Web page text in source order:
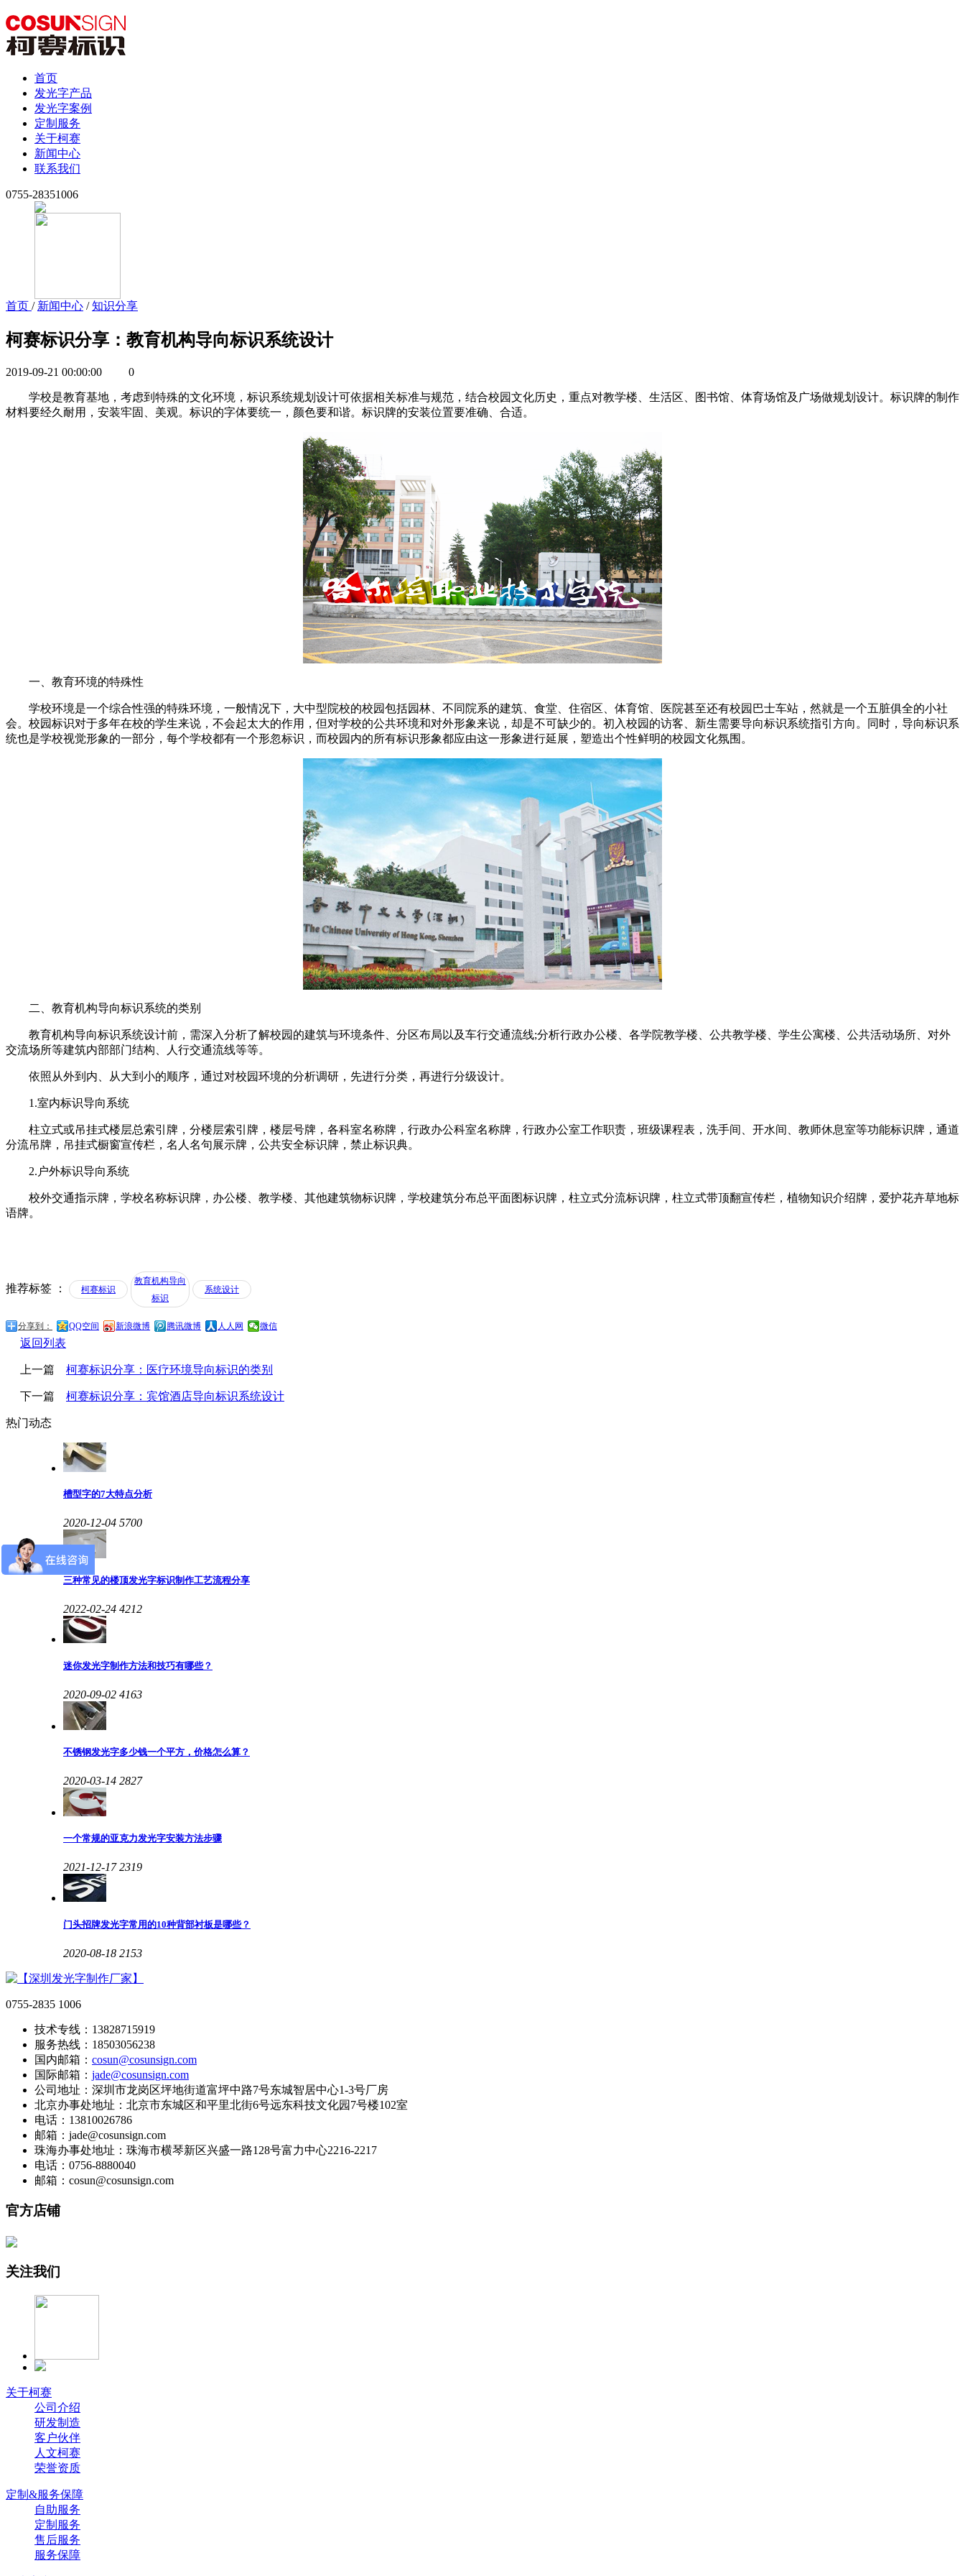
首页
发光字产品
发光字案例
定制服务
关于柯赛
新闻中心
联系我们
0755-28351006
首页 / 新闻中心 /知识分享
柯赛标识分享：教育机构导向标识系统设计
2019-09-21 00:00:00 0
学校是教育基地，考虑到特殊的文化环境，标识系统规划设计可依据相关标准与规范，结合校园文化历史，重点对教学楼、生活区、图书馆、体育场馆及广场做规划设计。标识牌的制作
材料要经久耐用，安装牢固、美观。标识的字体要统一，颜色要和谐。标识牌的安装位置要准确、合适。
一、教育环境的特殊性
学校环境是一个综合性强的特殊环境，一般情况下，大中型院校的校园包括园林、不同院系的建筑、食堂、住宿区、体育馆、医院甚至还有校园巴士车站，然就是一个五脏俱全的小社
会。校园标识对于多年在校的学生来说，不会起太大的作用，但对学校的公共环境和对外形象来说，却是不可缺少的。初入校园的访客、新生需要导向标识系统指引方向。同时，导向标识系
统也是学校视觉形象的一部分，每个学校都有一个形忽标识，而校园内的所有标识形象都应由这一形象进行延展，塑造出个性鲜明的校园文化氛围。
二、教育机构导向标识系统的类别
教育机构导向标识系统设计前，需深入分析了解校园的建筑与环境条件、分区布局以及车行交通流线;分析行政办公楼、各学院教学楼、公共教学楼、学生公寓楼、公共活动场所、对外
交流场所等建筑内部部门结构、人行交通流线等等。
依照从外到内、从大到小的顺序，通过对校园环境的分析调研，先进行分类，再进行分级设计。
1.室内标识导向系统
柱立式或吊挂式楼层总索引牌，分楼层索引牌，楼层号牌，各科室名称牌，行政办公科室名称牌，行政办公室工作职责，班级课程表，洗手间、开水间、教师休息室等功能标识牌，通道
分流吊牌，吊挂式橱窗宣传栏，名人名句展示牌，公共安全标识牌，禁止标识典。
2.户外标识导向系统
校外交通指示牌，学校名称标识牌，办公楼、教学楼、其他建筑物标识牌，学校建筑分布总平面图标识牌，柱立式分流标识牌，柱立式带顶翻宣传栏，植物知识介绍牌，爱护花卉草地标
语牌。
推荐标签 ： 柯赛标识
教育机构导向
标识
系统设计
分享到： QQ空间 新浪微博 腾讯微博 人人网 微信
返回列表
上一篇 柯赛标识分享：医疗环境导向标识的类别
下一篇 柯赛标识分享：宾馆酒店导向标识系统设计
热门动态
槽型字的7大特点分析
2020-12-04 5700
三种常见的楼顶发光字标识制作工艺流程分享
2022-02-24 4212
迷你发光字制作方法和技巧有哪些？
2020-09-02 4163
不锈钢发光字多少钱一个平方，价格怎么算？
2020-03-14 2827
一个常规的亚克力发光字安装方法步骤
2021-12-17 2319
门头招牌发光字常用的10种背部衬板是哪些？
2020-08-18 2153
0755-2835 1006
技术专线：13828715919
服务热线：18503056238
国内邮箱： cosun@cosunsign.com
国际邮箱： jade@cosunsign.com
公司地址：深圳市龙岗区坪地街道富坪中路7号东城智居中心1-3号厂房
北京办事处地址：北京市东城区和平里北街6号远东科技文化园7号楼102室
电话：13810026786
邮箱：jade@cosunsign.com
珠海办事处地址：珠海市横琴新区兴盛一路128号富力中心2216-2217
电话：0756-8880040
邮箱：cosun@cosunsign.com
官方店铺
关注我们
关于柯赛
公司介绍
研发制造
客户伙伴
人文柯赛
荣誉资质
定制&服务保障
自助服务
定制服务
售后服务
服务保障